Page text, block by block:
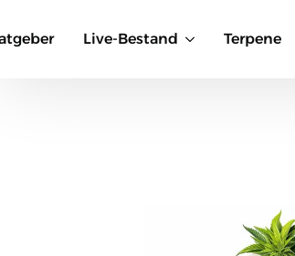
Live-Bestand Terpene